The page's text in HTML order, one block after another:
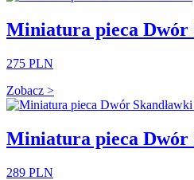
Miniatura pieca Dwór
275 PLN
Zobacz >
Miniatura pieca Dwór
289 PLN